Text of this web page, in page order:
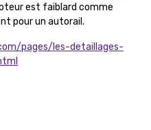
est faiblard comme
pour un autorail.
pages/les-detaillages-